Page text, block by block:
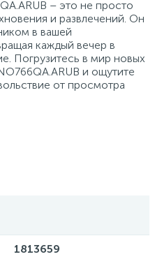
– это не просто
и развлечений. Он
в вашей
каждый вечер в
Погрузитесь в мир новых
и ощутите
от просмотра
1813659
концентрации